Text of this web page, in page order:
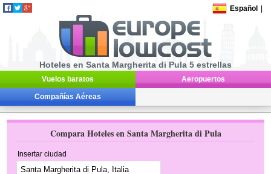
Español
Hoteles en Santa Margherita di Pula 5 estrellas
Vuelos baratos Aeropuertos
Compañías Aéreas
Compara Hoteles en Santa Margherita di Pula
Insertar ciudad